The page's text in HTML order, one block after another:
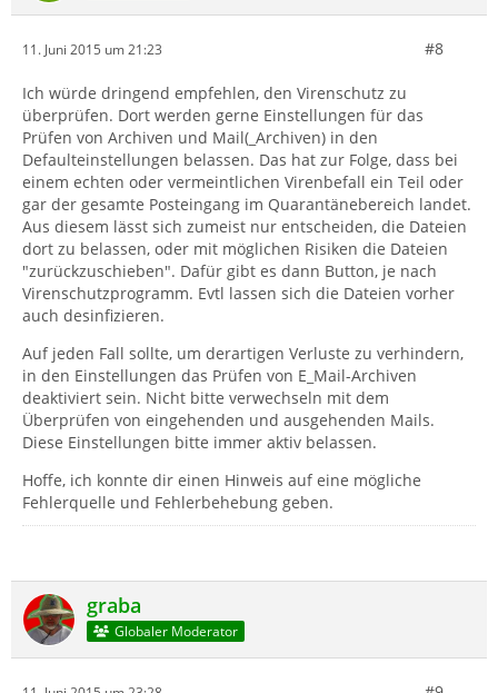
11. Juni 2015 um 21:23 #8
Ich würde dringend empfehlen, den Virenschutz zu
überprüfen. Dort werden gerne Einstellungen für das
Prüfen von Archiven und Mail(_Archiven) in den
Defaulteinstellungen belassen. Das hat zur Folge, dass bei
einem echten oder vermeintlichen Virenbefall ein Teil oder
gar der gesamte Posteingang im Quarantänebereich landet.
Aus diesem lässt sich zumeist nur entscheiden, die Dateien
dort zu belassen, oder mit möglichen Risiken die Dateien
"zurückzuschieben". Dafür gibt es dann Button, je nach
Virenschutzprogramm. Evtl lassen sich die Dateien vorher
auch desinfizieren.
Auf jeden Fall sollte, um derartigen Verluste zu verhindern,
in den Einstellungen das Prüfen von E_Mail-Archiven
deaktiviert sein. Nicht bitte verwechseln mit dem
Überprüfen von eingehenden und ausgehenden Mails.
Diese Einstellungen bitte immer aktiv belassen.
Hoffe, ich konnte dir einen Hinweis auf eine mögliche
Fehlerquelle und Fehlerbehebung geben.
graba
Globaler Moderator